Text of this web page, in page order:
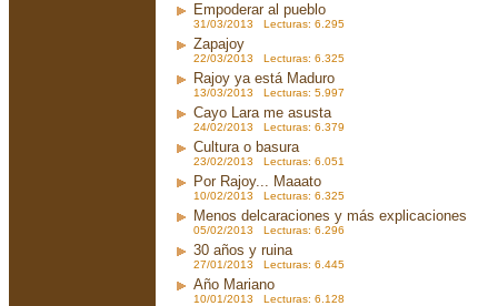
Empoderar al pueblo
31/03/2013 Lecturas: 6.295
Zapajoy
22/03/2013 Lecturas: 6.325
Rajoy ya está Maduro
13/03/2013 Lecturas: 5.997
Cayo Lara me asusta
24/02/2013 Lecturas: 6.379
Cultura o basura
23/02/2013 Lecturas: 6.051
Por Rajoy... Maaato
10/02/2013 Lecturas: 6.325
Menos delcaraciones y más explicaciones
05/02/2013 Lecturas: 6.296
30 años y ruina
27/01/2013 Lecturas: 6.445
Año Mariano
10/01/2013 Lecturas: 6.128